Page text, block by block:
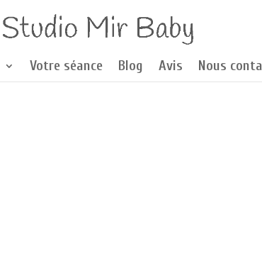
Votre séance Blog Avis Nous